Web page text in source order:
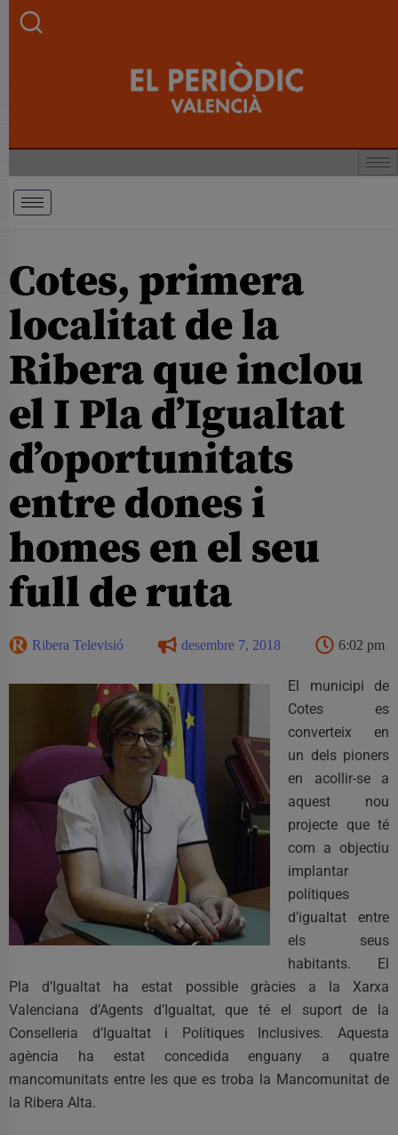
Cotes, primera
localitat de la
Ribera que inclou
el I Pla d’Igualtat
d’oportunitats
entre dones i
homes en el seu
full de ruta
Ribera Televisió desembre 7, 2018 6:02 pm
El municipi de
Cotes es
converteix en
un dels pioners
en acollir-se a
aquest nou
projecte que té
com a objectiu
implantar
polítiques
d’igualtat entre
els seus
habitants. El
Pla d’Igualtat ha estat possible gràcies a la Xarxa
Valenciana d’Agents d’Igualtat, que té el suport de la
Conselleria d’Igualtat i Polítiques Inclusives. Aquesta
agència ha estat concedida enguany a quatre
mancomunitats entre les que es troba la Mancomunitat de
la Ribera Alta.